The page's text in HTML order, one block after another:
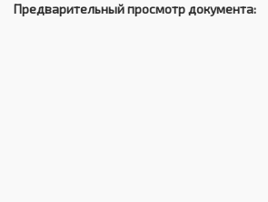
Предварительный просмотр документа: